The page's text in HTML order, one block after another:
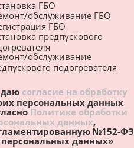
ГБО
обслуживание ГБО
ГБО
предпускового
обслуживание
подогревателя
согласие на обработку
персональных данных
Политике обработки
данных,
№152-ФЗ
данных»